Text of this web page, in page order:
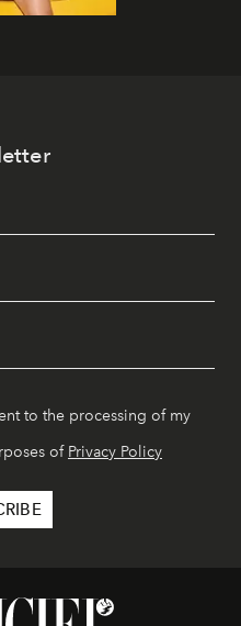
to the processing of my
of Privacy Policy